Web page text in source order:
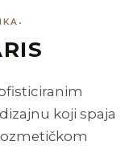
koji spaja